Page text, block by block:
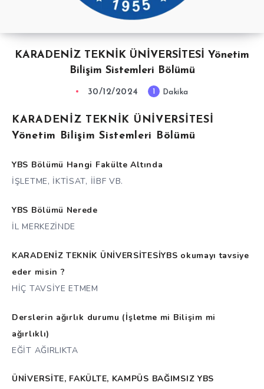
KARADENİZ TEKNİK ÜNİVERSİTESİ Yönetim
Bilişim Sistemleri Bölümü
30/12/2024 Dakika
KARADENİZ TEKNİK ÜNİVERSİTESİ
Yönetim Bilişim Sistemleri Bölümü
YBS Bölümü Hangi Fakülte Altında
İŞLETME, İKTİSAT, İİBF VB.
YBS Bölümü Nerede
İL MERKEZİNDE
KARADENİZ TEKNİK ÜNİVERSİTESİYBS okumayı tavsiye
eder misin ?
HİÇ TAVSİYE ETMEM
Derslerin ağırlık durumu (İşletme mi Bilişim mi
ağırlıklı)
EĞİT AĞIRLIKTA
ÜNİVERSİTE, FAKÜLTE, KAMPÜS BAĞIMSIZ YBS